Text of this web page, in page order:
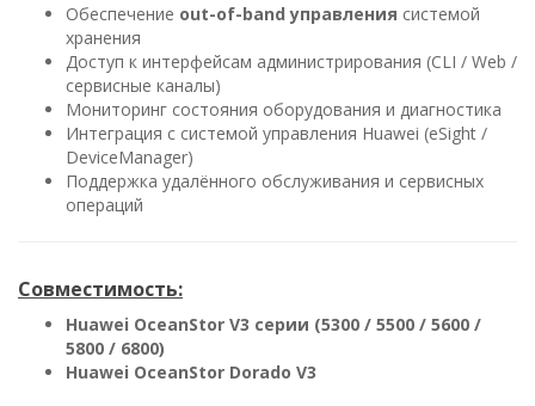
Обеспечение out-of-band управления системой
хранения
Доступ к интерфейсам администрирования (CLI / Web /
сервисные каналы)
Мониторинг состояния оборудования и диагностика
Интеграция с системой управления Huawei (eSight /
DeviceManager)
Поддержка удалённого обслуживания и сервисных
операций
Совместимость:
Huawei OceanStor V3 серии (5300 / 5500 / 5600 /
5800 / 6800)
Huawei OceanStor Dorado V3